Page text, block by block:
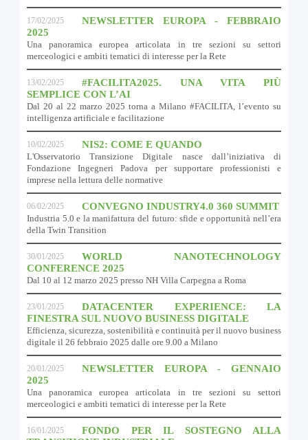
17/02/2025
NEWSLETTER EUROPA - FEBBRAIO
2025
Una panoramica europea articolata in tre sezioni su settori
merceologici e ambiti tematici di interesse per la Rete
13/02/2025
#FACILITA2025. UNA VITA PIÙ
SEMPLICE CON L’AI
Dal 20 al 22 marzo 2025 torna a Milano #FACILITA, l’evento su
intelligenza artificiale e facilitazione
10/02/2025 NIS2: COME E QUANDO
L'Osservatorio Transizione Digitale nasce dall’iniziativa di
Fondazione Ingegneri Padova per supportare professionisti e
imprese nella lettura delle normative
06/02/2025 CONVEGNO INDUSTRY4.0 360 SUMMIT
Industria 5.0 e la manifattura del futuro: sfide e opportunità nell’era
della Twin Transition
30/01/2025
WORLD NANOTECHNOLOGY
CONFERENCE 2025
Dal 10 al 12 marzo 2025 presso NH Villa Carpegna a Roma
23/01/2025
DATACENTER EXPERIENCE: LA
FINESTRA SUL NUOVO BUSINESS DIGITALE
Efficienza, sicurezza, sostenibilità e continuità per il nuovo business
digitale il 26 febbraio 2025 dalle ore 9.00 a Milano
20/01/2025
NEWSLETTER EUROPA - GENNAIO
2025
Una panoramica europea articolata in tre sezioni su settori
merceologici e ambiti tematici di interesse per la Rete
16/01/2025
FONDO PER IL SOSTEGNO ALLA